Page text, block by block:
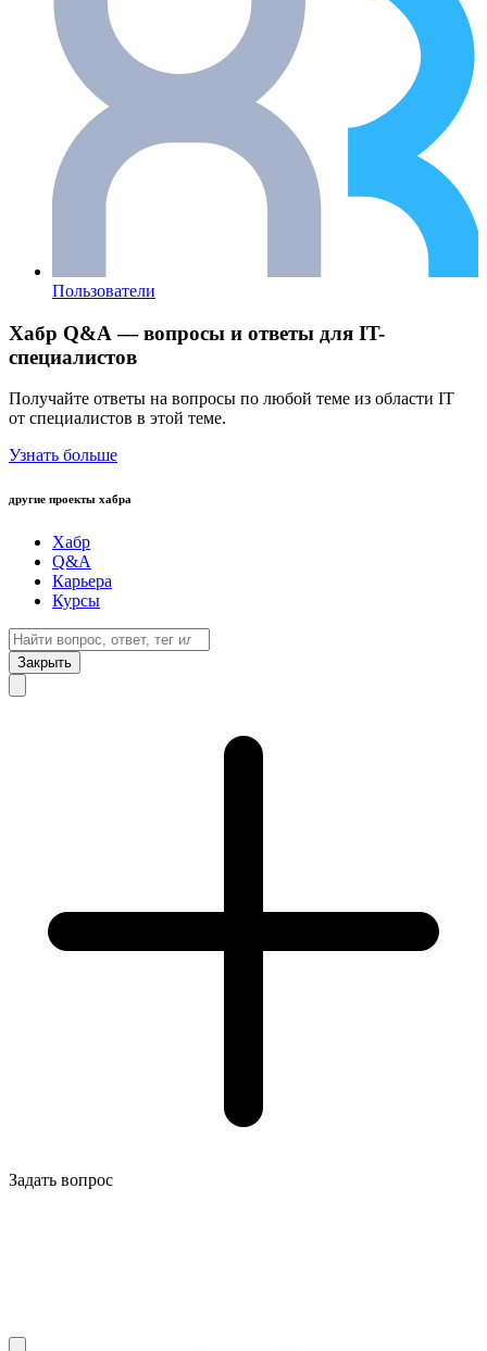
Пользователи
Хабр Q&A — вопросы и ответы для IT-
специалистов
Получайте ответы на вопросы по любой теме из области IT
от специалистов в этой теме.
Узнать больше
другие проекты хабра
Хабр
Q&A
Карьера
Курсы
Закрыть
Задать вопрос